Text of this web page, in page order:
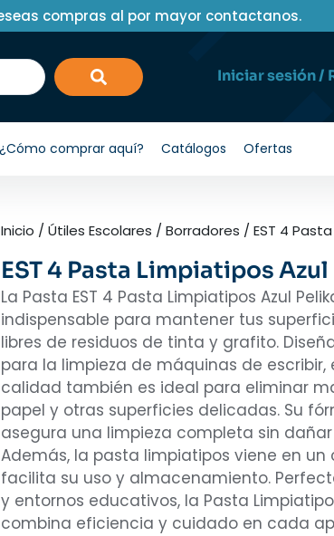
compras al por mayor contactanos.
Iniciar sesión /
¿Cómo comprar aquí? Catálogos Ofertas
Inicio / Útiles Escolares / Borradores / EST 4
EST 4 Pasta Limpiatipos
La Pasta EST 4 Pasta Limpiatipos Azul
indispensable para mantener tus
libres de residuos de tinta y grafito.
para la limpieza de máquinas de
calidad también es ideal para eliminar
papel y otras superficies delicadas. Su
asegura una limpieza completa sin
Además, la pasta limpiatipos viene en un
facilita su uso y almacenamiento.
y entornos educativos, la Pasta
combina eficiencia y cuidado en cada